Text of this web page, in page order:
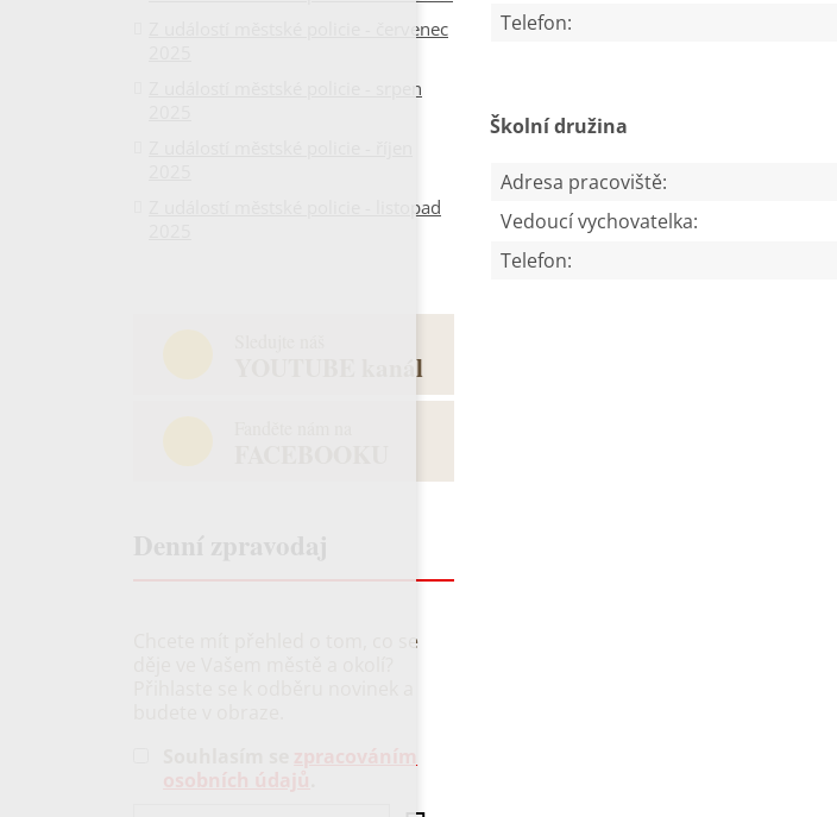
Telefon:
Školní družina
Adresa pracoviště:
Vedoucí vychovatelka:
Telefon:
Z událostí městské policie - červenec
Z událostí městské policie - srpen
Z událostí městské policie - listopad
YOUTUBE kanál
Chcete mít přehled o tom, co se